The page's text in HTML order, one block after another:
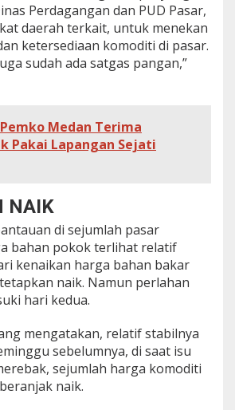
Perdagangan dan PUD Pasar,
daerah terkait, untuk menekan
ketersediaan komoditi di pasar.
sudah ada satgas pangan,”
Pemko Medan Terima
Pakai Lapangan Sejati
NAIK
di sejumlah pasar
bahan pokok terlihat relatif
kenaikan harga bahan bakar
naik. Namun perlahan
hari kedua.
mengatakan, relatif stabilnya
sebelumnya, di saat isu
sejumlah harga komoditi
naik.